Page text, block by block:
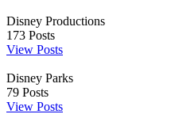
Disney Productions
173 Posts
View Posts
Disney Parks
79 Posts
View Posts